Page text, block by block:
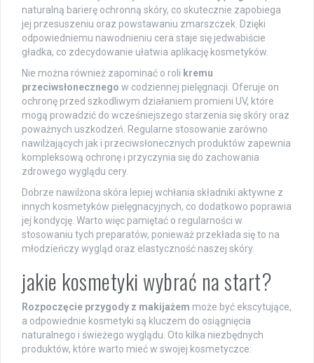
naturalną barierę ochronną skóry, co skutecznie zapobiega
jej przesuszeniu oraz powstawaniu zmarszczek. Dzięki
odpowiedniemu nawodnieniu cera staje się jedwabiście
gładka, co zdecydowanie ułatwia aplikację kosmetyków.
Nie można również zapominać o roli kremu
przeciwsłonecznego w codziennej pielęgnacji. Oferuje on
ochronę przed szkodliwym działaniem promieni UV, które
mogą prowadzić do wcześniejszego starzenia się skóry oraz
poważnych uszkodzeń. Regularne stosowanie zarówno
nawilżających jak i przeciwsłonecznych produktów zapewnia
kompleksową ochronę i przyczynia się do zachowania
zdrowego wyglądu cery.
Dobrze nawilżona skóra lepiej wchłania składniki aktywne z
innych kosmetyków pielęgnacyjnych, co dodatkowo poprawia
jej kondycję. Warto więc pamiętać o regularności w
stosowaniu tych preparatów, ponieważ przekłada się to na
młodzieńczy wygląd oraz elastyczność naszej skóry.
jakie kosmetyki wybrać na start?
Rozpoczęcie przygody z makijażem może być ekscytujące,
a odpowiednie kosmetyki są kluczem do osiągnięcia
naturalnego i świeżego wyglądu. Oto kilka niezbędnych
produktów, które warto mieć w swojej kosmetyczce: